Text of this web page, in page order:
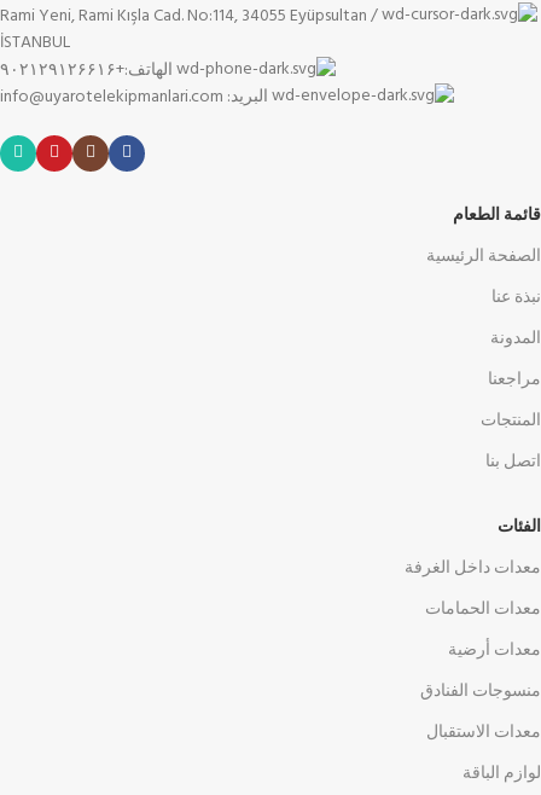
Rami Yeni, Rami Kışla Cad. No:114, 34055 Eyüpsultan /
İSTANBUL
الهاتف:+۹۰۲۱۲۹۱۲۶۶۱۶
البريد: info@uyarotelekipmanlari.com
قائمة الطعام
الصفحة الرئيسية
نبذة عنا
المدونة
مراجعنا
المنتجات
اتصل بنا
الفئات
معدات داخل الغرفة
معدات الحمامات
معدات أرضية
منسوجات الفنادق
معدات الاستقبال
لوازم الباقة